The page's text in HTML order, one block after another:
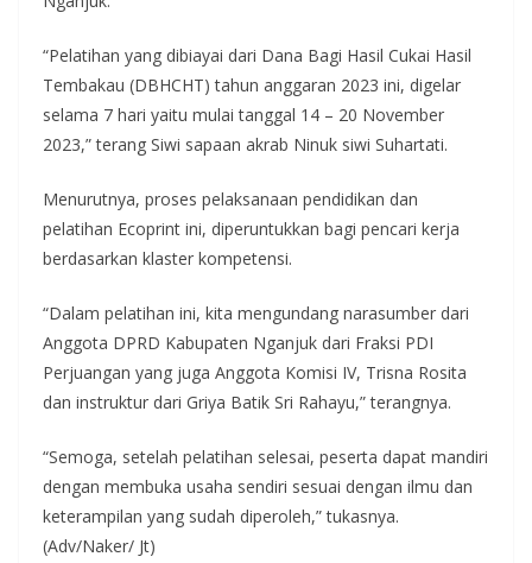
“Pelatihan yang dibiayai dari Dana Bagi Hasil Cukai Hasil
Tembakau (DBHCHT) tahun anggaran 2023 ini, digelar
selama 7 hari yaitu mulai tanggal 14 – 20 November
2023,” terang Siwi sapaan akrab Ninuk siwi Suhartati.
Menurutnya, proses pelaksanaan pendidikan dan
pelatihan Ecoprint ini, diperuntukkan bagi pencari kerja
berdasarkan klaster kompetensi.
“Dalam pelatihan ini, kita mengundang narasumber dari
Anggota DPRD Kabupaten Nganjuk dari Fraksi PDI
Perjuangan yang juga Anggota Komisi IV, Trisna Rosita
dan instruktur dari Griya Batik Sri Rahayu,” terangnya.
“Semoga, setelah pelatihan selesai, peserta dapat mandiri
dengan membuka usaha sendiri sesuai dengan ilmu dan
keterampilan yang sudah diperoleh,” tukasnya.
(Adv/Naker/ Jt)